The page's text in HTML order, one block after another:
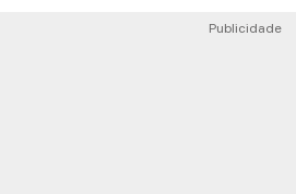
Publicidade